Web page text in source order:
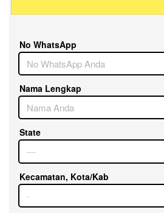
No WhatsApp
Nama Lengkap
State
—
Kecamatan, Kota/Kab